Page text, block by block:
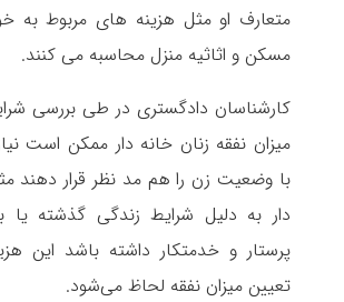
متعارف او مثل هزینه های مربوط به
مسکن و اثاثیه منزل محاسبه می کنند.
کارشناسان دادگستری در طی بررسی
میزان نفقه زنان خانه دار ممکن است
با وضعیت زن را هم مد نظر قرار دهند
دار به دلیل شرایط زندگی گذشته یا
پرستار و خدمتکار داشته باشد این
تعیین میزان نفقه لحاظ می‌شود.